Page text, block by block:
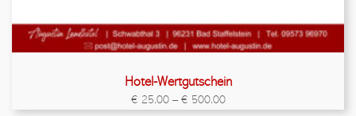
Hotel-Wertgutschein
€ 25,00– € 500,00